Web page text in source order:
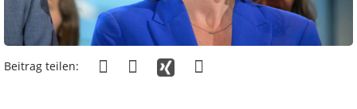
Beitrag teilen: